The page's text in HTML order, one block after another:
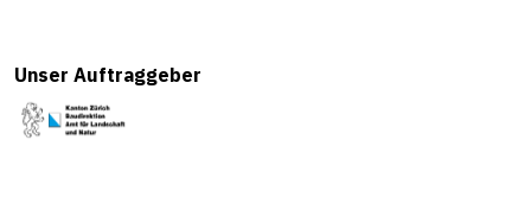
Unser Auftraggeber